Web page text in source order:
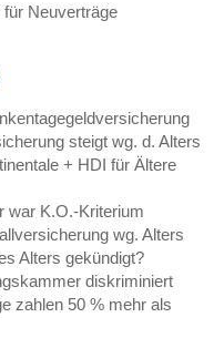
für Neuverträge
steigt wg. d. Alters
+ HDI für Ältere
war K.O.-Kriterium
wg. Alters
Alters gekündigt?
diskriminiert
zahlen 50 % mehr als